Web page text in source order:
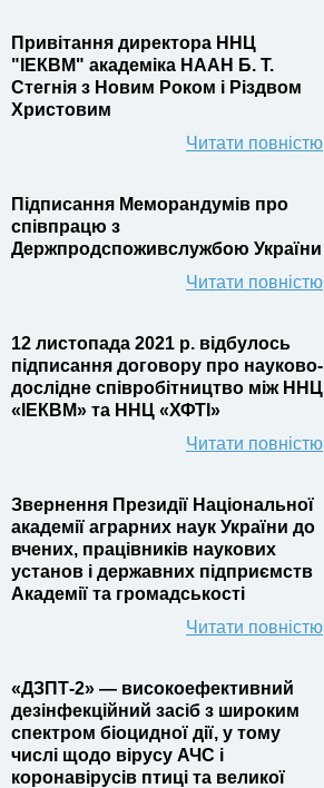
Привітання директора ННЦ
"ІЕКВМ" академіка НААН Б. Т.
Стегнія з Новим Роком і Різдвом
Христовим
Читати повністю
Підписання Меморандумів про
співпрацю з
Держпродспоживслужбою України
Читати повністю
12 листопада 2021 р. відбулось
підписання договору про науково-
дослідне співробітництво між ННЦ
«ІЕКВМ» та ННЦ «ХФТІ»
Читати повністю
Звернення Президії Національної
академії аграрних наук України до
вчених, працівників наукових
установ і державних підприємств
Академії та громадськості
Читати повністю
«ДЗПТ-2» — високоефективний
дезінфекційний засіб з широким
спектром біоцидної дії, у тому
числі щодо вірусу АЧС і
коронавірусів птиці та великої